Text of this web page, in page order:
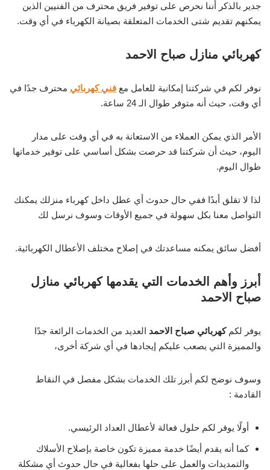
جدير بالذكر أننا نحرص على توفير فريق محترف من الفنيين الذين
يمكنهم تقديم شتى الخدمات المتعلقة بصيانة الكهرباء في أي وقت.
كهربائي منازل صباح الاحمد
نوفر لكم في شركتنا إمكانية للعامل مع فني كهربائي محترف جدًا في
أي وقت، حيث أنه متوفر طوال الـ 24 ساعة.
الأمر الذي يمكن العملاء من الاستعانة به في أي وقت على مدار
اليوم، حيث أن شركتنا قد حرصت بشكل أساسي على توفير خدماتها
طوال اليوم.
لذا لا تقلق أبدًا ففي حال حدوث أي عطل داخل كهرباء منزلك يمكنك
التواصل معنا بكل سهولة في جميع الأوقات وسوف نرسل لك
أفضل سائق يمكنه مساعدتك في إصلاح مختلف الأعطال الكهربائية.
أبرز وأهم الخدمات التي يقدمها كهربائي منازل
صباح الاحمد
يوفر لكم كهربائي صباح الاحمد العديد من الخدمات الرائعة جدًا
والمميزة التي يصعب عليكم إيجادها في أي شركة أخرى،
وسوف نوضح لكم أبرز تلك الخدمات بشكل مفصل في النقاط
القادمة :
أولًا يوفر لكم حلول فعالة لأعطال العداد الرئيسي.
كما أنه يقدم أيضًا خدمة مميزة تكون خاصة بإصلاح الأسلاك
والتمديدات والعمل على حلها بفعالية في حال حدوث أي مشكلة